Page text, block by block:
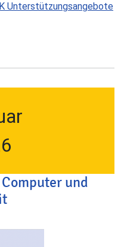
Unterstützungsangebote
und